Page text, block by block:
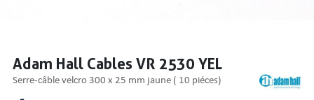
Adam Hall Cables VR 2530 YEL
serre-câble velcro 300 x 25 mm jaune ( 10 piéces)